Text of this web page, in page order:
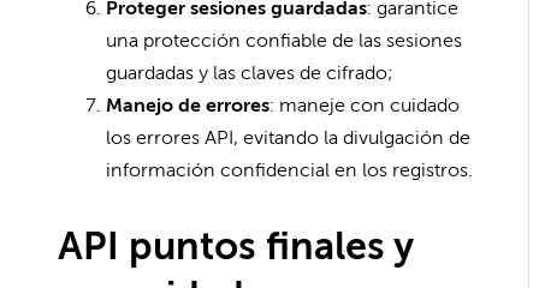
Proteger sesiones guardadas: garantice
una protección confiable de las sesiones
guardadas y las claves de cifrado;
Manejo de errores: maneje con cuidado
los errores API, evitando la divulgación de
información confidencial en los registros.
API puntos finales y